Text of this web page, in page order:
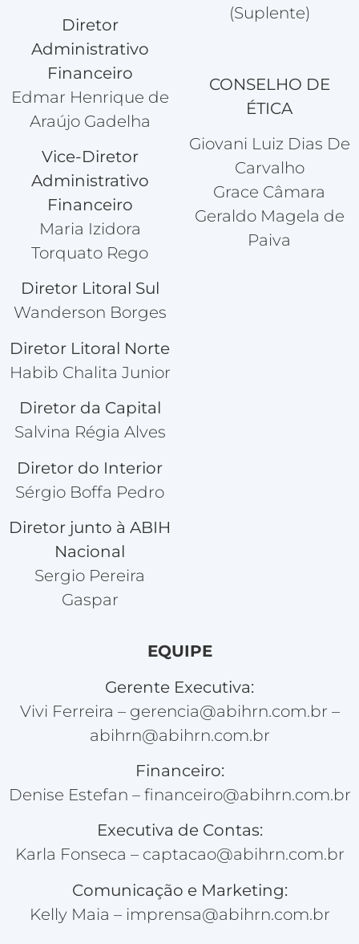
Diretor
Administrativo
Financeiro
Edmar Henrique de
Araújo Gadelha
Vice-Diretor
Administrativo
Financeiro
Maria Izidora
Torquato Rego
Diretor Litoral Sul
Wanderson Borges
Diretor Litoral Norte
Habib Chalita Junior
Diretor da Capital
Salvina Régia Alves
Diretor do Interior
Sérgio Boffa Pedro
Diretor junto à ABIH
Nacional
Sergio Pereira
Gaspar
(Suplente)
CONSELHO DE
ÉTICA
Giovani Luiz Dias De
Carvalho
Grace Câmara
Geraldo Magela de
Paiva
EQUIPE
Gerente Executiva:
Vivi Ferreira – gerencia@abihrn.com.br –
abihrn@abihrn.com.br
Financeiro:
Denise Estefan – financeiro@abihrn.com.br
Executiva de Contas:
Karla Fonseca – captacao@abihrn.com.br
Comunicação e Marketing:
Kelly Maia – imprensa@abihrn.com.br